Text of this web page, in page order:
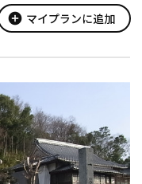
照庵』、日本庭園『夕
add_circle マイプランに追加